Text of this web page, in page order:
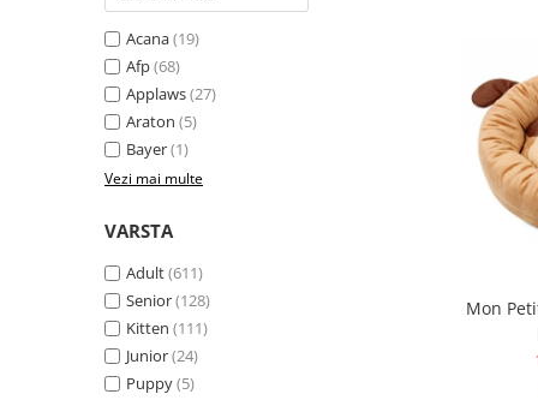
Taste of the Wild
Inaba Churu
Nature's Protection Superior Care
Nature's Protection
Brit Premium
Fresh Farm
Nature's Protection
Signature7
Acana(19)
Afp(68)
Applaws(27)
Araton (5)
Bayer(1)
Vezi mai multe
VARSTA
Adult(611)
Senior(128)
Kitten (111)
Junior(24)
Puppy(5)
Mon